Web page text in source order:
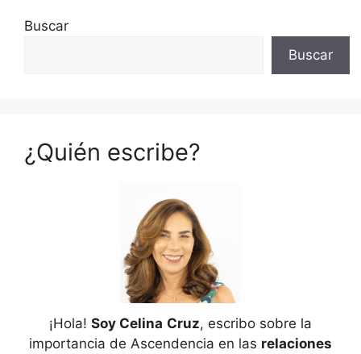
Buscar
Buscar
¿Quién escribe?
¡Hola! Soy Celina Cruz, escribo sobre la
importancia de Ascendencia en las relaciones